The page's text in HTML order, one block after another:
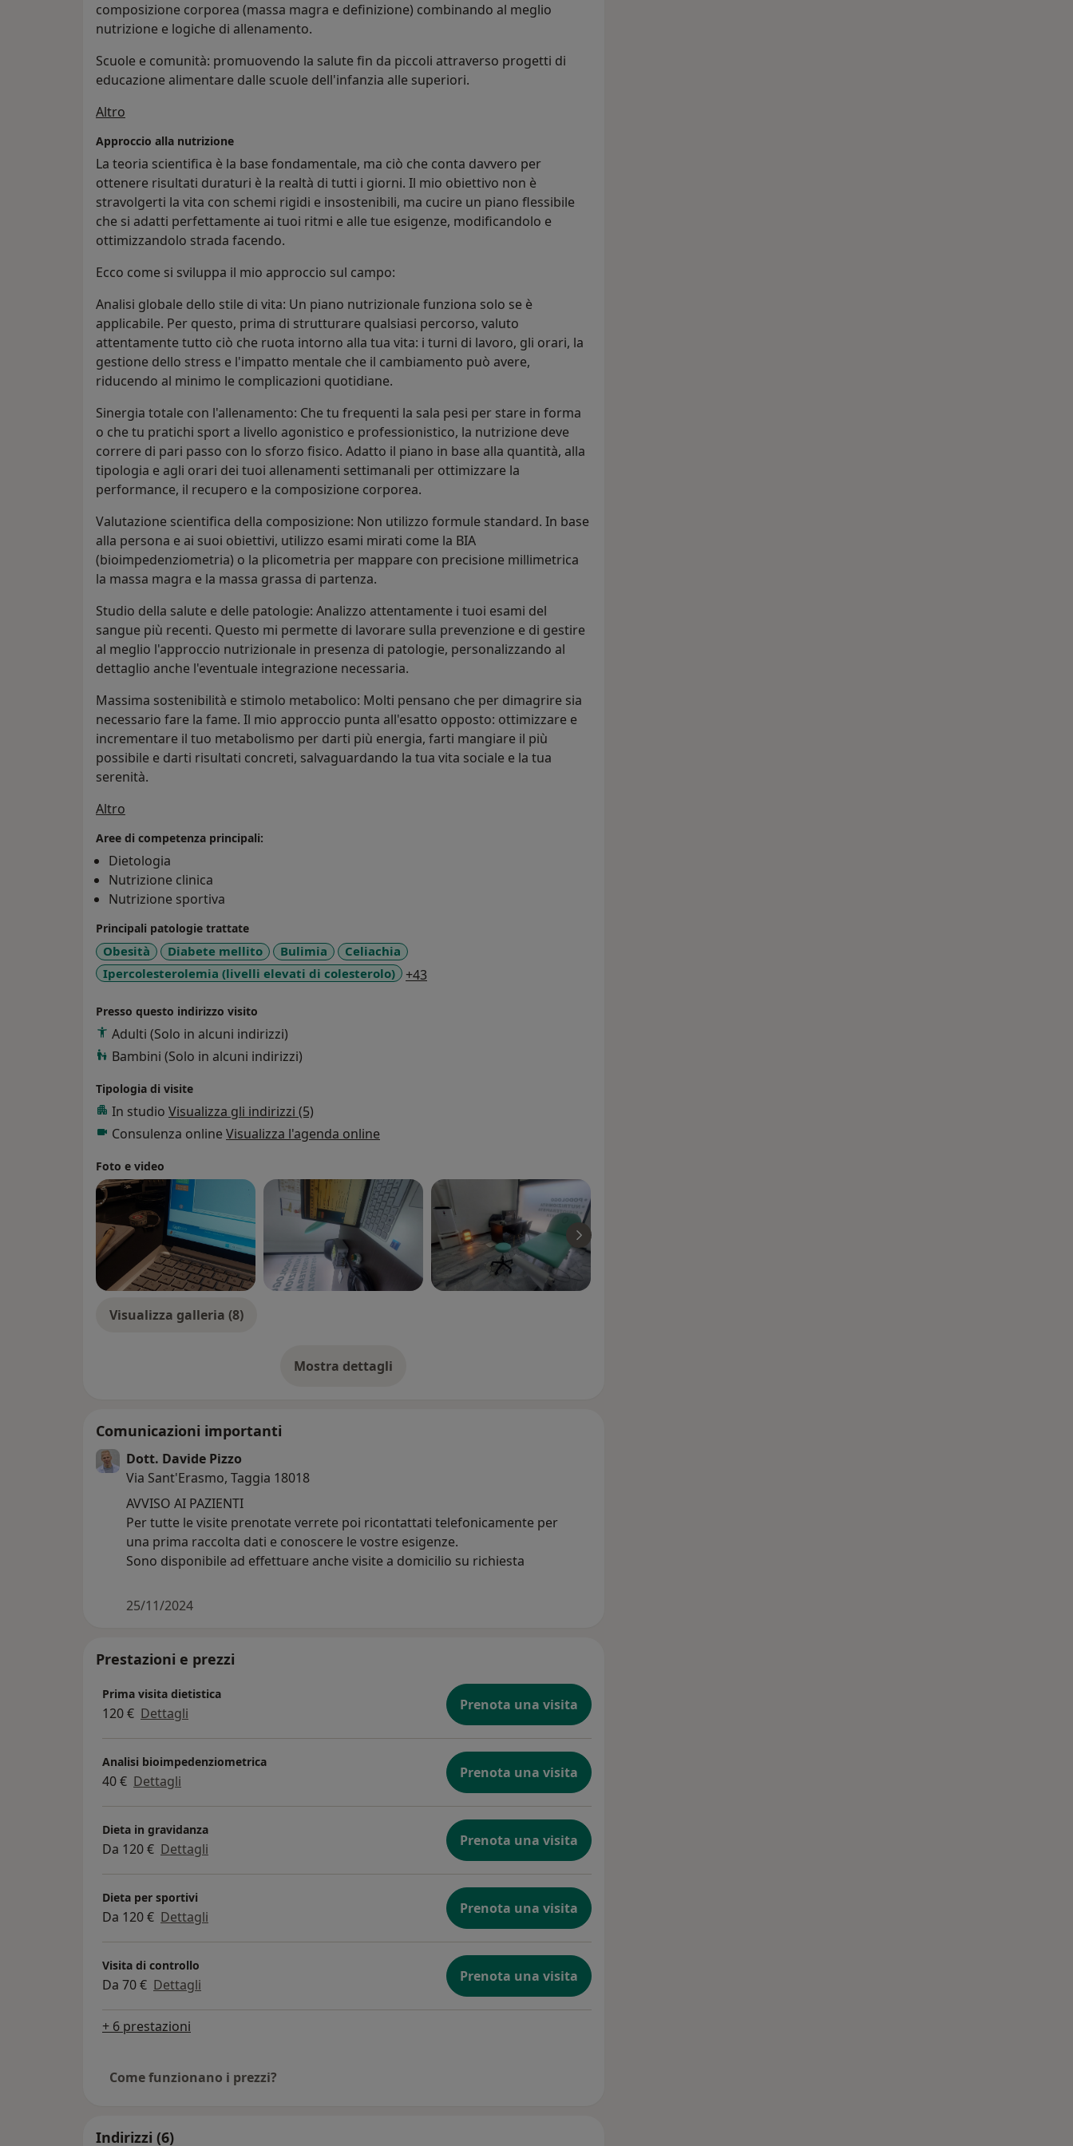
composizione corporea (massa magra e definizione) combinando al meglio
nutrizione e logiche di allenamento.
​Scuole e comunità: promuovendo la salute fin da piccoli attraverso progetti di
educazione alimentare dalle scuole dell'infanzia alle superiori.
Altro
Approccio alla nutrizione
La teoria scientifica è la base fondamentale, ma ciò che conta davvero per
ottenere risultati duraturi è la realtà di tutti i giorni. Il mio obiettivo non è
stravolgerti la vita con schemi rigidi e insostenibili, ma cucire un piano flessibile
che si adatti perfettamente ai tuoi ritmi e alle tue esigenze, modificandolo e
ottimizzandolo strada facendo.
​Ecco come si sviluppa il mio approccio sul campo:
​Analisi globale dello stile di vita: Un piano nutrizionale funziona solo se è
applicabile. Per questo, prima di strutturare qualsiasi percorso, valuto
attentamente tutto ciò che ruota intorno alla tua vita: i turni di lavoro, gli orari, la
gestione dello stress e l'impatto mentale che il cambiamento può avere,
riducendo al minimo le complicazioni quotidiane.
​Sinergia totale con l'allenamento: Che tu frequenti la sala pesi per stare in forma
o che tu pratichi sport a livello agonistico e professionistico, la nutrizione deve
correre di pari passo con lo sforzo fisico. Adatto il piano in base alla quantità, alla
tipologia e agli orari dei tuoi allenamenti settimanali per ottimizzare la
performance, il recupero e la composizione corporea.
​Valutazione scientifica della composizione: Non utilizzo formule standard. In base
alla persona e ai suoi obiettivi, utilizzo esami mirati come la BIA
(bioimpedenziometria) o la plicometria per mappare con precisione millimetrica
la massa magra e la massa grassa di partenza.
​Studio della salute e delle patologie: Analizzo attentamente i tuoi esami del
sangue più recenti. Questo mi permette di lavorare sulla prevenzione e di gestire
al meglio l'approccio nutrizionale in presenza di patologie, personalizzando al
dettaglio anche l'eventuale integrazione necessaria.
​Massima sostenibilità e stimolo metabolico: Molti pensano che per dimagrire sia
necessario fare la fame. Il mio approccio punta all'esatto opposto: ottimizzare e
incrementare il tuo metabolismo per darti più energia, farti mangiare il più
possibile e darti risultati concreti, salvaguardando la tua vita sociale e la tua
serenità.
Altro
Aree di competenza principali:
Dietologia
Nutrizione clinica
Nutrizione sportiva
Principali patologie trattate
Obesità Diabete mellito Bulimia
Celiachia
Ipercolesterolemia (livelli elevati di colesterolo)
+43
Presso questo indirizzo visito
Adulti (Solo in alcuni indirizzi)
Bambini (Solo in alcuni indirizzi)
Tipologia di visite
In studio Visualizza gli indirizzi (5)
Consulenza online Visualizza l'agenda online
Foto e video
Visualizza galleria (8)
Mostra dettagli
sull'esperienza
Comunicazioni importanti
Dott. Davide Pizzo
Via Sant'Erasmo, Taggia 18018
AVVISO AI PAZIENTI
Per tutte le visite prenotate verrete poi ricontattati telefonicamente per
una prima raccolta dati e conoscere le vostre esigenze.
Sono disponibile ad effettuare anche visite a domicilio su richiesta
25/11/2024
Prestazioni e prezzi
Prima visita dietistica
120 € Dettagli Prenota una visita
Analisi bioimpedenziometrica
40 € Dettagli Prenota una visita
Dieta in gravidanza
Da 120 € Dettagli Prenota una visita
Dieta per sportivi
Da 120 € Dettagli Prenota una visita
Visita di controllo
Da 70 € Dettagli Prenota una visita
+ 6 prestazioni
Come funzionano i prezzi?
Indirizzi (6)